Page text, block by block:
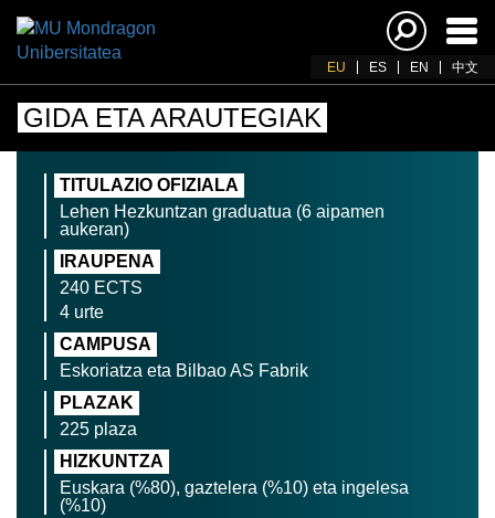
EU ES EN 中文
GIDA ETA ARAUTEGIAK
TITULAZIO OFIZIALA
Lehen Hezkuntzan graduatua (6 aipamen
aukeran)
IRAUPENA
240 ECTS
4 urte
CAMPUSA
Eskoriatza eta Bilbao AS Fabrik
PLAZAK
225 plaza
HIZKUNTZA
Euskara (%80), gaztelera (%10) eta ingelesa
(%10)